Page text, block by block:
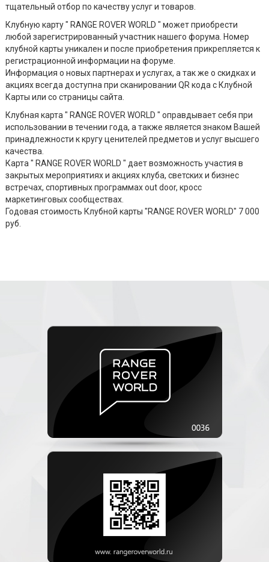
тщательный отбор по качеству услуг и товаров.
Клубную карту " RANGE ROVER WORLD " может приобрести
любой зарегистрированный участник нашего форума. Номер
клубной карты уникален и после приобретения прикрепляется к
регистрационной информации на форуме.
Информация о новых партнерах и услугах, а так же о скидках и
акциях всегда доступна при сканировании QR кода с Клубной
Карты или со страницы сайта.
Клубная карта " RANGE ROVER WORLD " оправдывает себя при
использовании в течении года, а также является знаком Вашей
принадлежности к кругу ценителей предметов и услуг высшего
качества.
Карта " RANGE ROVER WORLD " дает возможность участия в
закрытых мероприятиях и акциях клуба, светских и бизнес
встречах, спортивных программах out door, кросс
маркетинговых сообществах.
Годовая стоимость Клубной карты "RANGE ROVER WORLD" 7 000
руб.